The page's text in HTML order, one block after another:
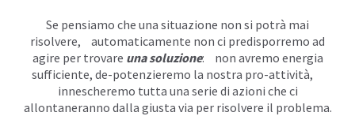
Se pensiamo che una situazione non si potrà mai
risolvere, automaticamente non ci predisporremo ad
agire per trovare una soluzione: non avremo energia
sufficiente, de-potenzieremo la nostra pro-attività,
innescheremo tutta una serie di azioni che ci
allontaneranno dalla giusta via per risolvere il problema.